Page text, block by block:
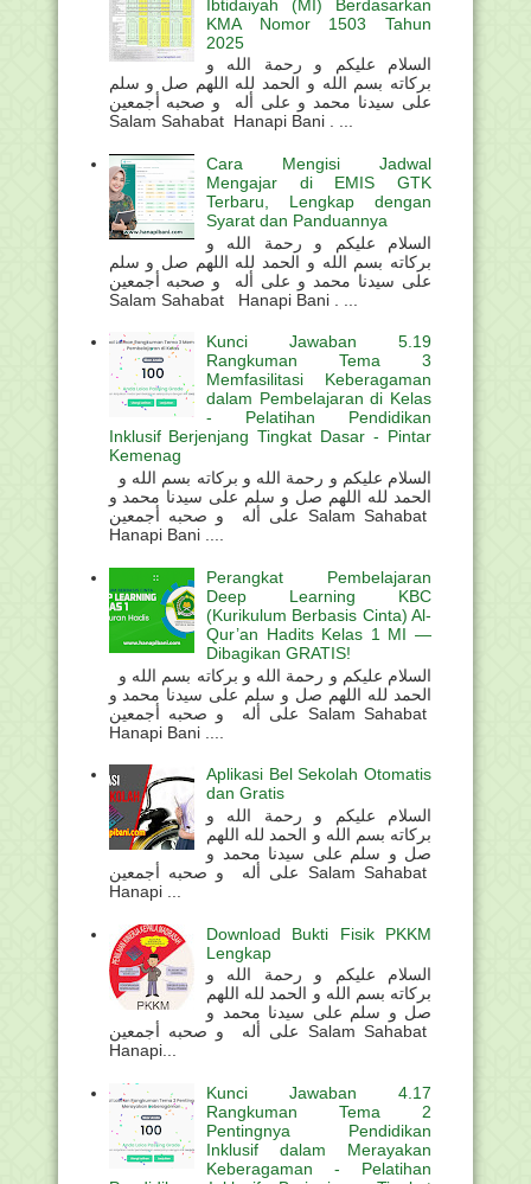
Ibtidaiyah (MI) Berdasarkan
KMA Nomor 1503 Tahun
2025
السلام عليكم و رحمة الله و
بركاته بسم الله و الحمد لله اللهم صل و سلم
على سيدنا محمد و على أله و صحبه أجمعين
Salam Sahabat Hanapi Bani . ...
Cara Mengisi Jadwal
Mengajar di EMIS GTK
Terbaru, Lengkap dengan
Syarat dan Panduannya
السلام عليكم و رحمة الله و
بركاته بسم الله و الحمد لله اللهم صل و سلم
على سيدنا محمد و على أله و صحبه أجمعين
Salam Sahabat Hanapi Bani . ...
Kunci Jawaban 5.19
Rangkuman Tema 3
Memfasilitasi Keberagaman
dalam Pembelajaran di Kelas
- Pelatihan Pendidikan
Inklusif Berjenjang Tingkat Dasar - Pintar
Kemenag
الحمد لله اللهم صل و سلم على سيدنا محمد و
على أله و صحبه أجمعين Salam Sahabat
Hanapi Bani ....
Perangkat Pembelajaran
Deep Learning KBC
(Kurikulum Berbasis Cinta) Al-
Qur’an Hadits Kelas 1 MI —
Dibagikan GRATIS!
الحمد لله اللهم صل و سلم على سيدنا محمد و
على أله و صحبه أجمعين Salam Sahabat
Hanapi Bani ....
Aplikasi Bel Sekolah Otomatis
dan Gratis
السلام عليكم و رحمة الله و
بركاته بسم الله و الحمد لله اللهم
صل و سلم على سيدنا محمد و
على أله و صحبه أجمعين Salam Sahabat
Hanapi ...
Download Bukti Fisik PKKM
Lengkap
السلام عليكم و رحمة الله و
بركاته بسم الله و الحمد لله اللهم
صل و سلم على سيدنا محمد و
على أله و صحبه أجمعين Salam Sahabat
Hanapi...
Kunci Jawaban 4.17
Rangkuman Tema 2
Pentingnya Pendidikan
Inklusif dalam Merayakan
Keberagaman - Pelatihan